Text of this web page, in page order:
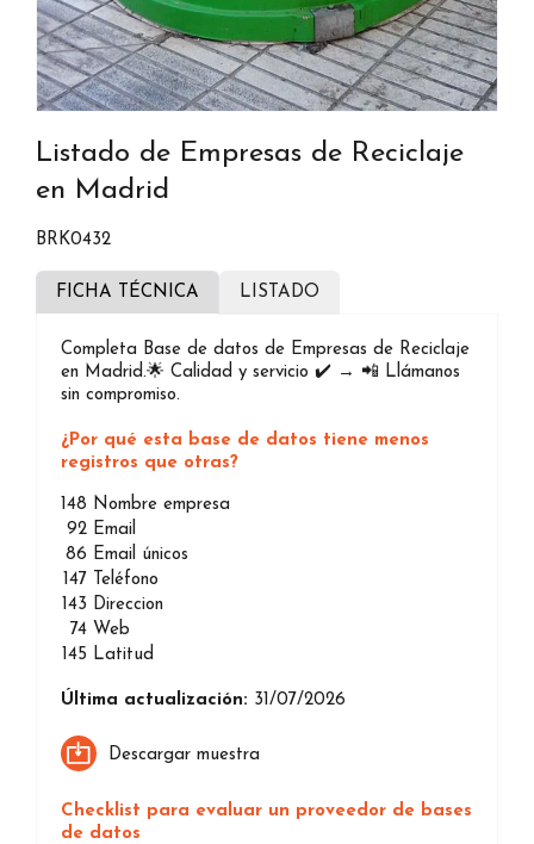
Listado de Empresas de Reciclaje
en Madrid
BRK0432
FICHA TÉCNICA LISTADO
Completa Base de datos de Empresas de Reciclaje
en Madrid.🌟 Calidad y servicio ✔️ → 📲 Llámanos
sin compromiso.
¿Por qué esta base de datos tiene menos
registros que otras?
148 Nombre empresa
92 Email
86 Email únicos
147 Teléfono
143 Direccion
74 Web
145 Latitud
Última actualización: 31/07/2026
Descargar muestra
Checklist para evaluar un proveedor de bases
de datos